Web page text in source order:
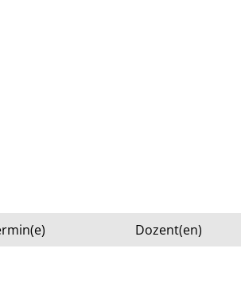
Dozent(en)